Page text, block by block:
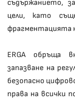
съдържанието,
цели, като
фрагментацията
ERGA обръща
запазване на
безопасно
права на всички